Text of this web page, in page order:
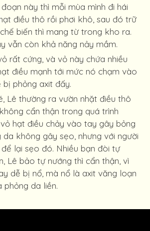
này thì mỗi mùa mình đi hái
điều thô rồi phơi khô, sau đó trữ
biến thì mang từ trong kho ra.
vẫn còn khả năng nảy mầm.
rất cứng, và vỏ này chứa nhiều
điều mạnh tới mức nó chạm vào
phỏng axit đấy.
Lê thường ra vườn nhặt điều thô
cẩn thận trong quá trình
hạt điều chảy vào tay gây bỏng
da không gây sẹo, nhưng với người
lại sẹo đó. Nhiều bạn đòi tự
Lê bảo tự nướng thì cẩn thận, vì
dễ bị nổ, mà nổ là axit văng loạn
phỏng da liền.